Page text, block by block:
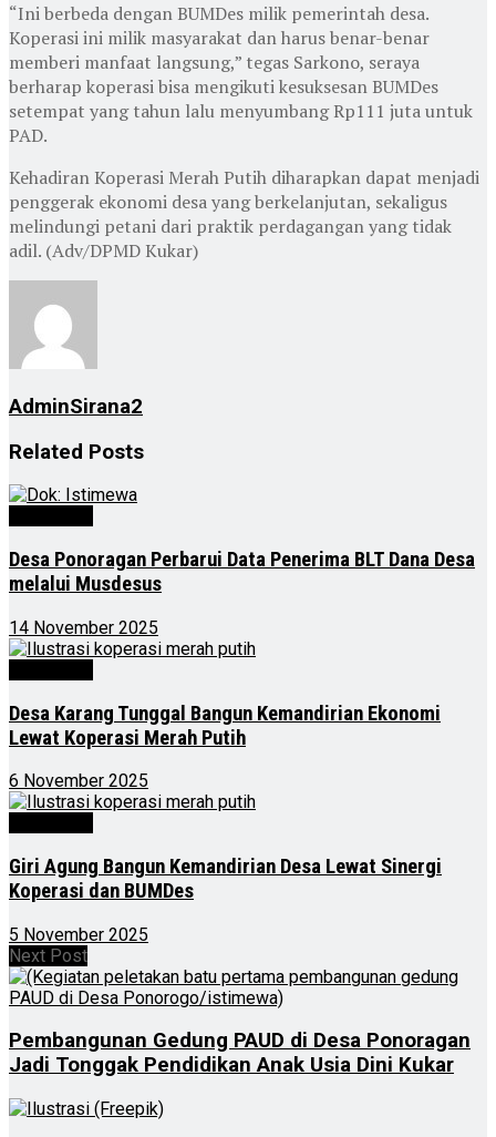
“Ini berbeda dengan BUMDes milik pemerintah desa.
Koperasi ini milik masyarakat dan harus benar-benar
memberi manfaat langsung,” tegas Sarkono, seraya
berharap koperasi bisa mengikuti kesuksesan BUMDes
setempat yang tahun lalu menyumbang Rp111 juta untuk
PAD.
Kehadiran Koperasi Merah Putih diharapkan dapat menjadi
penggerak ekonomi desa yang berkelanjutan, sekaligus
melindungi petani dari praktik perdagangan yang tidak
adil. (Adv/DPMD Kukar)
AdminSirana2
Related Posts
Desa Ponoragan Perbarui Data Penerima BLT Dana Desa
melalui Musdesus
14 November 2025
Desa Karang Tunggal Bangun Kemandirian Ekonomi
Lewat Koperasi Merah Putih
6 November 2025
Giri Agung Bangun Kemandirian Desa Lewat Sinergi
Koperasi dan BUMDes
5 November 2025
Next Post
Pembangunan Gedung PAUD di Desa Ponoragan
Jadi Tonggak Pendidikan Anak Usia Dini Kukar